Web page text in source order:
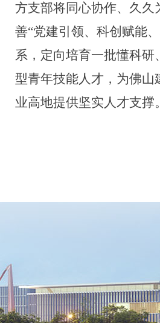
方支部将同心协作、久久
善“党建引领、科创赋能
系，定向培育一批懂科研
型青年技能人才，为佛山
业高地提供坚实人才支撑。